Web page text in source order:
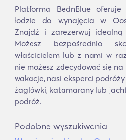
Platforma BednBlue oferuje
łodzie do wynajęcia w
Znajdź i zarezerwuj
Możesz bezpośrednio
właścicielem lub z nami w
nie możesz zdecydować się
wakacje, nasi eksperci
żaglówki, katamarany lub
podróż.
Podobne wyszukiwania